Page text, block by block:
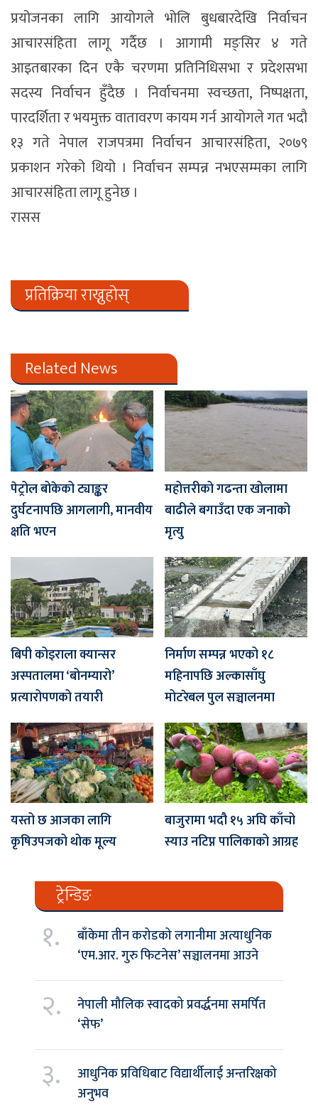
प्रयोजनका लागि आयोगले भोलि बुधबारदेखि निर्वाचन
आचारसंहिता लागू गर्दैछ । आगामी मङ्सिर ४ गते
आइतबारका दिन एकै चरणमा प्रतिनिधिसभा र प्रदेशसभा
सदस्य निर्वाचन हुँदैछ । निर्वाचनमा स्वच्छता, निष्पक्षता,
पारदर्शिता र भयमुक्त वातावरण कायम गर्न आयोगले गत भदौ
१३ गते नेपाल राजपत्रमा निर्वाचन आचारसंहिता, २०७९
प्रकाशन गरेको थियो । निर्वाचन सम्पन्न नभएसम्मका लागि
आचारसंहिता लागू हुनेछ ।
रासस
प्रतिक्रिया राख्नुहोस्
Related News
पेट्रोल बोकेको ट्याङ्कर
दुर्घटनापछि आगलागी, मानवीय
क्षति भएन
महोत्तरीको गढन्ता खोलामा
बाढीले बगाउँदा एक जनाको
मृत्यु
बिपी कोइराला क्यान्सर
अस्पतालमा ‘बोनम्यारो’
प्रत्यारोपणको तयारी
निर्माण सम्पन्न भएको १८
महिनापछि अल्कासाँघु
मोटरेबल पुल सञ्चालनमा
यस्तो छ आजका लागि
कृषिउपजको थोक मूल्य
बाजुरामा भदौ १५ अघि काँचो
स्याउ नटिप्न पालिकाको आग्रह
ट्रेन्डिङ
१.
बाँकेमा तीन करोडको लगानीमा अत्याधुनिक
‘एम.आर. गुरु फिटनेस’ सञ्चालनमा आउने
२.
नेपाली मौलिक स्वादको प्रवर्द्धनमा समर्पित
‘सेफ’
३.
आधुनिक प्रविधिबाट विद्यार्थीलाई अन्तरिक्षको
अनुभव